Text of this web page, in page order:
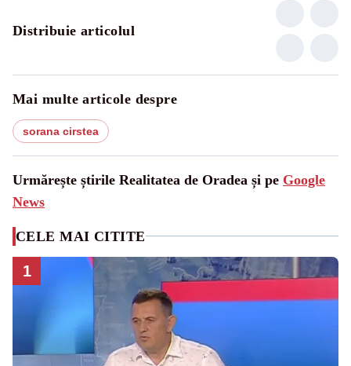
Distribuie articolul
Mai multe articole despre
sorana cirstea
Urmărește știrile Realitatea de Oradea și pe Google
News
CELE MAI CITITE
1